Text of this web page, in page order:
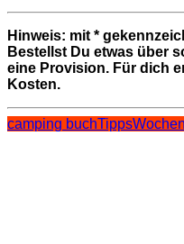
Hinweis: mit *
Bestellst Du etwas über
eine Provision. Für dich
Kosten.
camping buchTipps